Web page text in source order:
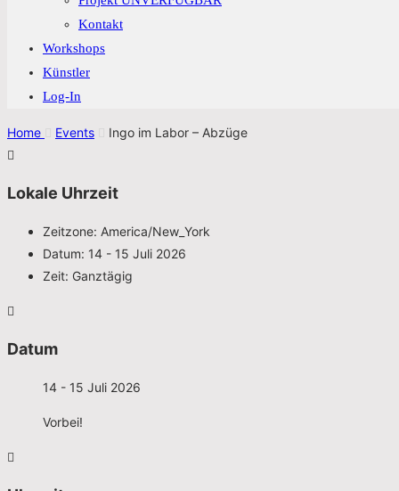
Kontakt
Workshops
Künstler
Log-In
Home Events Ingo im Labor – Abzüge
Lokale Uhrzeit
Zeitzone: America/New_York
Datum: 14 - 15 Juli 2026
Zeit: Ganztägig
Datum
14 - 15 Juli 2026
Vorbei!